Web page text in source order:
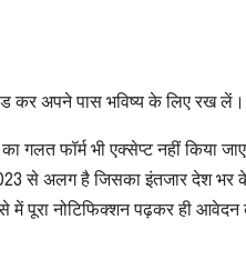
कर अपने पास भविष्य के लिए रख लें।
गलत फॉर्म भी एक्सेप्ट नहीं किया
से अलग है जिसका इंतजार देश भर के
में पूरा नोटिफिक्शन पढ़कर ही आवेदन